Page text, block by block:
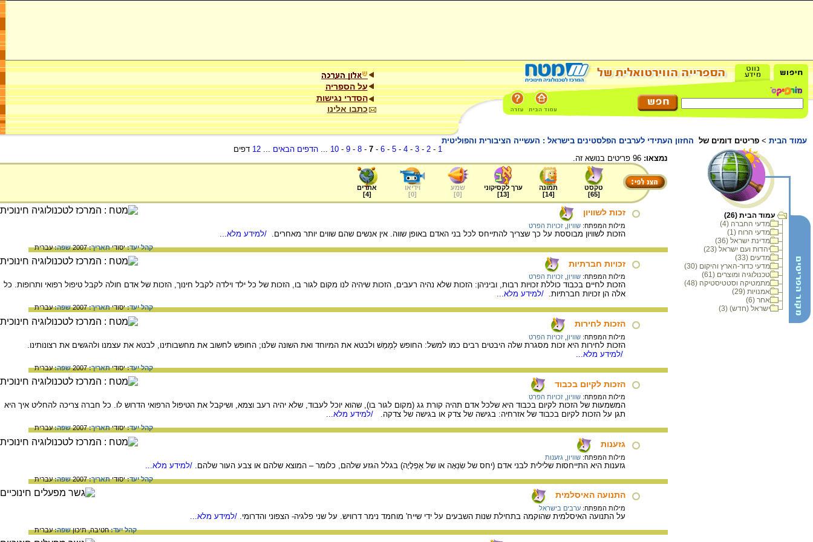
על הספריה
הסדרי נגישות
כתבו אלינו
עמוד הבית > פריטים דומים של החזון העתידי לערבים הפלסטינים בישראל : העשייה הציבורית והפוליטית
עמוד הבית (26)
מדעי החברה (4)
מדעי הרוח (1)
מדינת ישראל (36)
יהדות ועם ישראל (23)
מדעים (33)
מדעי כדור-הארץ והיקום (30)
טכנולוגיה ומוצרים (61)
מתמטיקה וסטטיסטיקה (48)
אמנויות (29)
אחר (6)
ישראל (חדש) (3)
1
-
2
-
3
-
4
-
5
-
6
-
7
-
8
-
9
-
10
...הדפים הבאים ...
12 דפים
נמצאו:
טקסט
[
65
]
תמונה
[
14
]
ערך לקסיקוני
[
13
]
שמע
[
0
]
וידיאו
[
0
]
אתרים
[
4
]
זכות לשוויון
מילות המפתח: שוויון זכויות הפרט
הזכות לשוויון מבוססת על כך שצריך להתייחס לכל בני האדם באופן שווה. אין אנשים שהם שווים יותר מאחרים. /למידע מלא...
קהל יעד:יסודיתאריך:2007 שפה:עברית
זכויות חברתיות
מילות המפתח: שוויון זכויות הפרט
הזכות לחיים בכבוד כוללת זכויות רבות, וביניהן: הזכות שלא נהיה רעבים, הזכות שיהיה לנו מקום לגור בו, הזכות של כל ילד וילדה לקבל חינוך, הזכות של אדם חולה לקבל טיפול רפואי ותרופות. כל
אלה הן זכויות חברתיות. /למידע מלא...
קהל יעד:יסודיתאריך:2007 שפה:עברית
הזכות לחירות
מילות המפתח: שוויון זכויות הפרט
הזכות לחירות היא זכות מסגרת שלה היבטים רבים כמו למשל: החופש לְמַמֵשׁ ולבטא את המיוחד ואת השונה שלנו; החופש לחשוב את מחשבותינו, לבטא את עצמנו ולהגשים את רצונותינו.
/למידע מלא...
קהל יעד:יסודיתאריך:2007 שפה:עברית
הזכות לקיום בכבוד
מילות המפתח: שוויון זכויות הפרט
המשמעות של הזכות לקיום בכבוד היא שלכל אדם תהיה קורת גג (מקום לגור בו), שהוא יוכל לעבוד, שלא יהיה רעב וצמא, ושיקבל את הטיפול הרפואי הדרוש לו. כל חברה צריכה להחליט איך היא
תגן על הזכות לקיום בכבוד של אזרחיה: בגישה של צדק או בגישה של צדקה.
/למידע מלא...
קהל יעד:יסודיתאריך:2007 שפה:עברית
גזענות
מילות המפתח: שוויון גזענות
גזענות היא התייחסות שלילית לבני אדם (יחס של שִׂנְאָה או של אַפְלָיָה) בגלל הגזע שלהם, כלומר – המוצא שלהם או צבע העור שלהם. /למידע מלא...
קהל יעד:יסודיתאריך:2007 שפה:עברית
התנועה האיסלמית
מילות המפתח: ערבים בישראל
על התנועה האיסלמית שהוקמה בתחילת שנות השבעים על ידי שייח' מוחמד נימר דרוויש. על שני פלגיה- הצפוני והדרומי. /למידע מלא...
קהל יעד:חטיבה,תיכוןשפה:עברית